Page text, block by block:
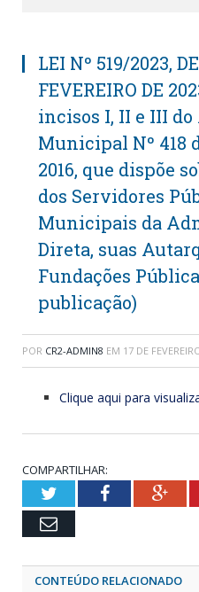
LEI Nº 519/2023,
FEVEREIRO DE
incisos I, II e III
Municipal Nº 418
2016, que dispõe
dos Servidores
Municipais da
Direta, suas
Fundações
publicação)
POR CR2-ADMIN8 EM 17 DE
Clique aqui para
COMPARTILHAR:
TwitterFacebook
Email
CONTEÚDO RELACIONADO